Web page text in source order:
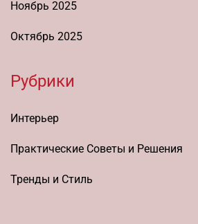
Ноябрь 2025
Октябрь 2025
Рубрики
Интерьер
Практические Советы и Решения
Тренды и Стиль